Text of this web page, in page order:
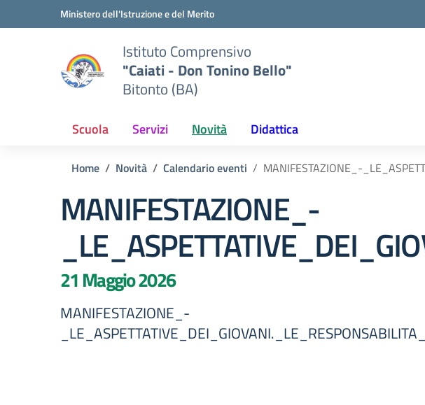
Vai ai contenuti
Vai al menu di navigazioneMinistero dell'Istruzione e del Merito
Istituto Comprensivo
"Caiati - Don Tonino Bello"
Bitonto (BA)
Scuola Servizi Novità Didattica
Home Novità Calendario eventi MANIFESTAZIONE_-
MANIFESTAZIONE_-
21 Maggio 2026
MANIFESTAZIONE_-